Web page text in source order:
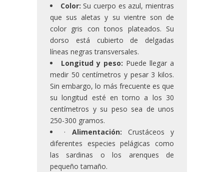
Color: Su cuerpo es azul, mientras
que sus aletas y su vientre son de
color gris con tonos plateados. Su
dorso está cubierto de delgadas
líneas negras transversales.
Longitud y peso: Puede llegar a
medir 50 centímetros y pesar 3 kilos.
Sin embargo, lo más frecuente es que
su longitud esté en torno a los 30
centímetros y su peso sea de unos
250-300 gramos.
· Alimentación: Crustáceos y
diferentes especies pelágicas como
las sardinas o los arenques de
pequeño tamaño.